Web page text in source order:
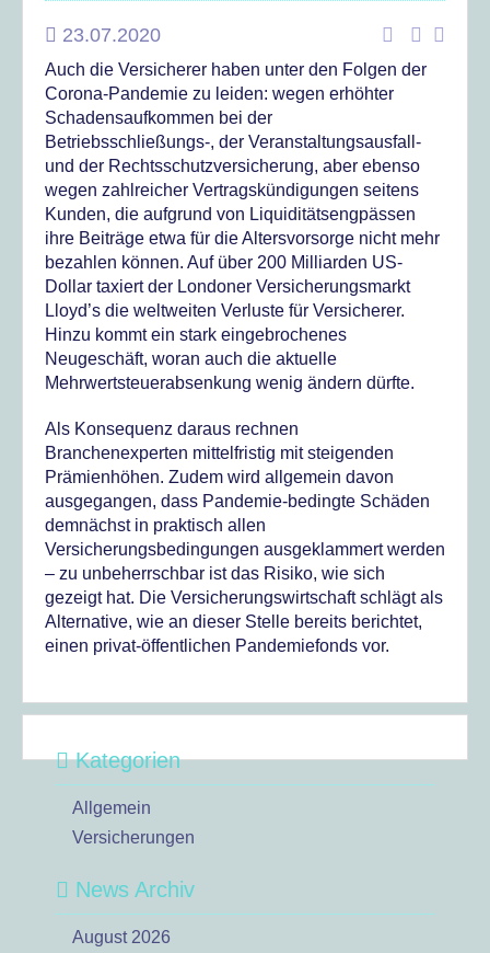
23.07.2020
Auch die Versicherer haben unter den Folgen der
Corona-Pandemie zu leiden: wegen erhöhter
Schadensaufkommen bei der
Betriebsschließungs-, der Veranstaltungsausfall-
und der Rechtsschutzversicherung, aber ebenso
wegen zahlreicher Vertragskündigungen seitens
Kunden, die aufgrund von Liquiditätsengpässen
ihre Beiträge etwa für die Altersvorsorge nicht mehr
bezahlen können. Auf über 200 Milliarden US-
Dollar taxiert der Londoner Versicherungsmarkt
Lloyd’s die weltweiten Verluste für Versicherer.
Hinzu kommt ein stark eingebrochenes
Neugeschäft, woran auch die aktuelle
Mehrwertsteuerabsenkung wenig ändern dürfte.
Als Konsequenz daraus rechnen
Branchenexperten mittelfristig mit steigenden
Prämienhöhen. Zudem wird allgemein davon
ausgegangen, dass Pandemie-bedingte Schäden
demnächst in praktisch allen
Versicherungsbedingungen ausgeklammert werden
– zu unbeherrschbar ist das Risiko, wie sich
gezeigt hat. Die Versicherungswirtschaft schlägt als
Alternative, wie an dieser Stelle bereits berichtet,
einen privat-öffentlichen Pandemiefonds vor.
Kategorien
Allgemein
Versicherungen
News Archiv
August 2026